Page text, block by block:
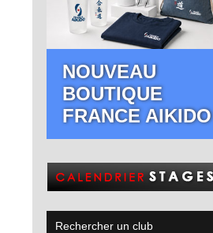
NOUVEAU
BOUTIQUE
FRANCE AIKIDO
Rechercher un club